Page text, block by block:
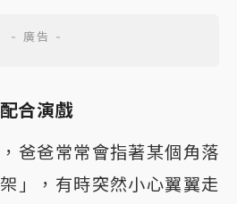
合演戲
爸爸常常會指著某個角落
」，有時突然小心翼翼走